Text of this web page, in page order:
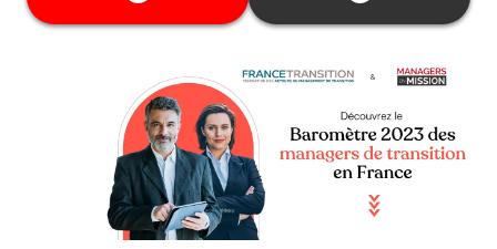
garanties.
toutes les dates disponibles
ici